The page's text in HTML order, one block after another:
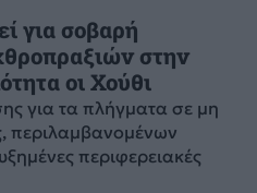
για σοβαρή
στην
οι Χούθι
για τα πλήγματα σε μη
περιλαμβανομένων
περιφερειακές